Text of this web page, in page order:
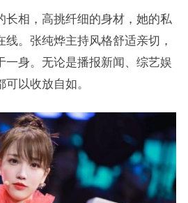
长相，高挑纤细的身材，她的私
线。张纯烨主持风格舒适亲切，
一身。无论是播报新闻、综艺娱
以收放自如。